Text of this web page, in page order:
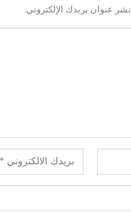
عنوان بريدك الإلكتروني.